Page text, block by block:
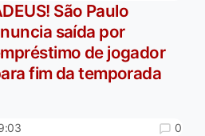
São Paulo
saída por
de jogador
fim da temporada
0